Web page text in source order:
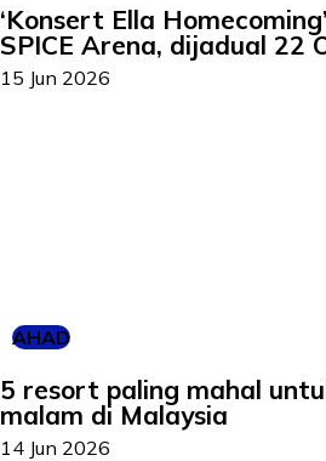
‘Konsert Ella
SPICE Arena, dijadual 22
15 Jun 2026
AHAD
5 resort paling mahal
malam di Malaysia
14 Jun 2026